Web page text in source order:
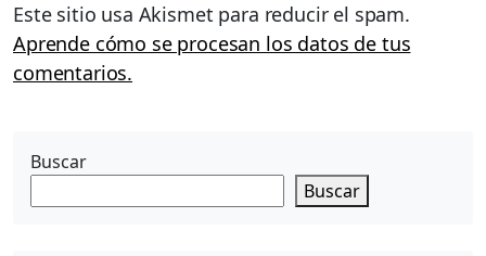
Este sitio usa Akismet para reducir el spam.
Aprende cómo se procesan los datos de tus
comentarios.
Buscar
Buscar